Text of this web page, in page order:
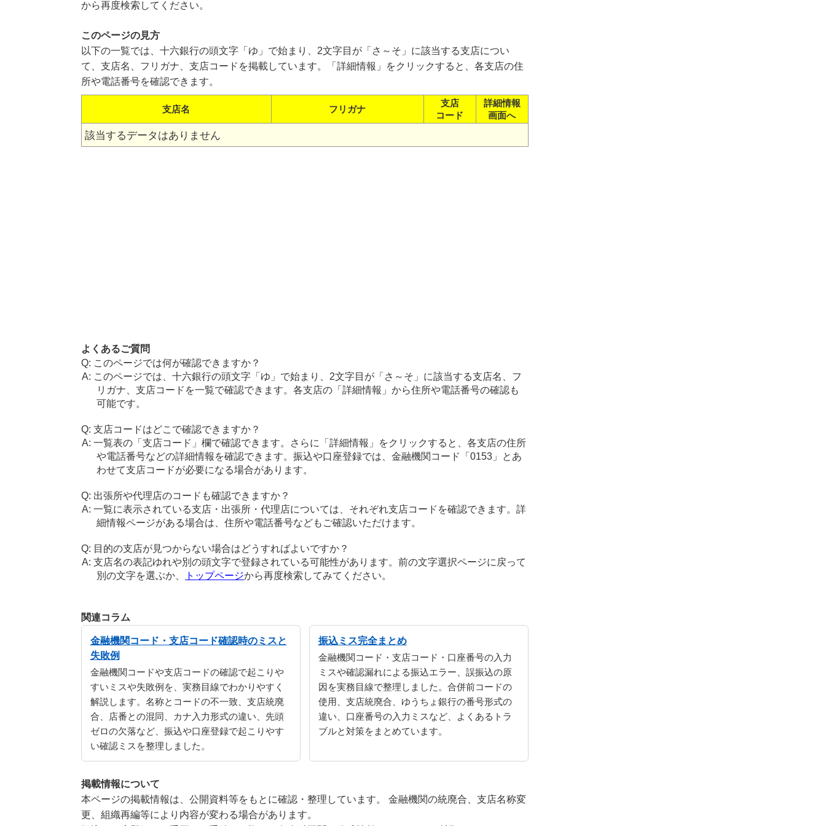
から再度検索してください。
このページの見方
以下の一覧では、十六銀行の頭文字「ゆ」で始まり、2文字目が「さ～そ」に該当する支店につい
て、支店名、フリガナ、支店コードを掲載しています。「詳細情報」をクリックすると、各支店の住
所や電話番号を確認できます。
支店名 フリガナ
支店
コード
詳細情報
画面へ
該当するデータはありません
よくあるご質問
このページでは何が確認できますか？
このページでは、十六銀行の頭文字「ゆ」で始まり、2文字目が「さ～そ」に該当する支店名、フ
リガナ、支店コードを一覧で確認できます。各支店の「詳細情報」から住所や電話番号の確認も
可能です。
支店コードはどこで確認できますか？
一覧表の「支店コード」欄で確認できます。さらに「詳細情報」をクリックすると、各支店の住所
や電話番号などの詳細情報を確認できます。振込や口座登録では、金融機関コード「0153」とあ
わせて支店コードが必要になる場合があります。
出張所や代理店のコードも確認できますか？
一覧に表示されている支店・出張所・代理店については、それぞれ支店コードを確認できます。詳
細情報ページがある場合は、住所や電話番号などもご確認いただけます。
目的の支店が見つからない場合はどうすればよいですか？
支店名の表記ゆれや別の頭文字で登録されている可能性があります。前の文字選択ページに戻って
別の文字を選ぶか、
トップページから再度検索してみてください。
関連コラム
金融機関コード・支店コード確認時のミスと
失敗例
金融機関コードや支店コードの確認で起こりや
すいミスや失敗例を、実務目線でわかりやすく
解説します。名称とコードの不一致、支店統廃
合、店番との混同、カナ入力形式の違い、先頭
ゼロの欠落など、振込や口座登録で起こりやす
い確認ミスを整理しました。
振込ミス完全まとめ
金融機関コード・支店コード・口座番号の入力
ミスや確認漏れによる振込エラー、誤振込の原
因を実務目線で整理しました。合併前コードの
使用、支店統廃合、ゆうちょ銀行の番号形式の
違い、口座番号の入力ミスなど、よくあるトラ
ブルと対策をまとめています。
掲載情報について
本ページの掲載情報は、公開資料等をもとに確認・整理しています。 金融機関の統廃合、支店名称変
更、組織再編等により内容が変わる場合があります。